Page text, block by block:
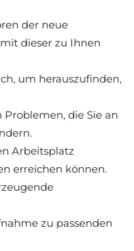
der neue
dieser zu Ihnen
um herauszufinden,
die Sie an
Arbeitsplatz
erreichen können.
zu passenden